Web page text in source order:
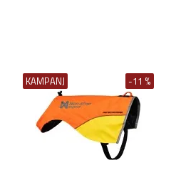
KAMPANJ -11 %